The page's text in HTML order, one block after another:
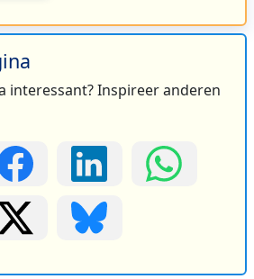
interessant? Inspireer anderen